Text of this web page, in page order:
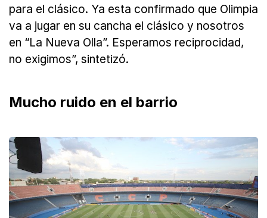
para el clásico. Ya esta confirmado que Olimpia
va a jugar en su cancha el clásico y nosotros
en “La Nueva Olla”. Esperamos reciprocidad,
no exigimos”, sintetizó.
Mucho ruido en el barrio